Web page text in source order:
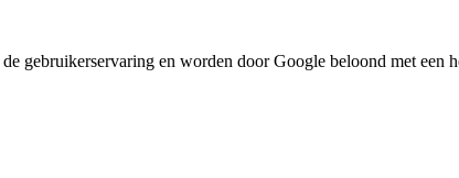
gebruikerservaring en worden door Google beloond met een